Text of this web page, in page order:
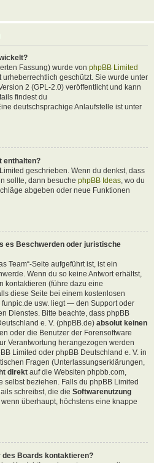
Fassung) wurde von phpBB Limited
geschützt. Sie wurde unter
2 (GPL-2.0) veröffentlicht und kann
findest du
deutschsprachige Anlaufstelle ist unter
enthalten?
geschrieben. Wenn du denkst, dass
sollte, dann besuche phpBB Ideas , wo du
abgeben oder neue Funktionen
es Beschwerden oder juristische
Team“-Seite aufgeführt ist, ist ein
Wenn du so keine Antwort erhältst,
kontaktieren (führe dazu eine
diese Seite bei einem kostenlosen
funpic.de usw. liegt — den Support oder
Dienstes. Bitte beachte, dass phpBB
e. V. (phpBB.de) absolut keinen
oder die Benutzer der Forensoftware
Verantwortung herangezogen werden
Limited oder phpBB Deutschland e. V. in
Fragen (Unterlassungserklärungen,
direkt auf die Websiten phpbb.com,
selbst beziehen. Falls du phpBB Limited
schreibst, die die Softwarenutzung
überhaupt, höchstens eine knappe
des Boards kontaktieren?